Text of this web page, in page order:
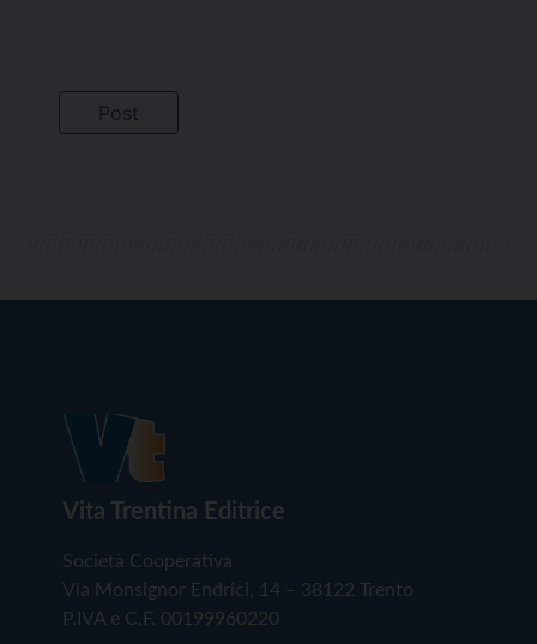
Vita Trentina Editrice
Società Cooperativa
Via Monsignor Endrici, 14 – 38122 Trento
P.IVA e C.F. 00199960220